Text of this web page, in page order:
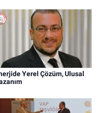
Yerel Çözüm, Ulusal